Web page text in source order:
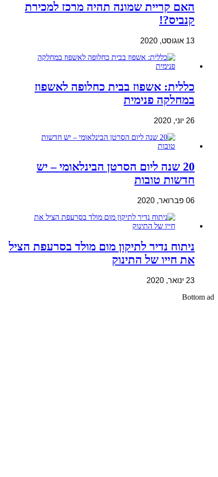
האם קריית שמונה תהיה מרכז למכירת
קנביס?!
13 אוגוסט, 2020
כללית: אשפוז בבית כחלופה לאשפוז
במחלקה פנימית
26 יוני, 2020
20 שנה ליום הסרטן הבינלאומי – יש
חדשות טובות
06 פברואר, 2020
ניתוח נדיר לתיקון מום מולד בסרעפת הציל
את חייו של התינוק
23 ינואר, 2020
Bottom ad